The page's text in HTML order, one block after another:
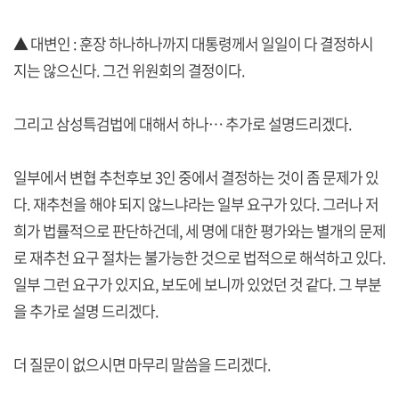
▲ 대변인 : 훈장 하나하나까지 대통령께서 일일이 다 결정하시
지는 않으신다. 그건 위원회의 결정이다.
그리고 삼성특검법에 대해서 하나… 추가로 설명드리겠다.
일부에서 변협 추천후보 3인 중에서 결정하는 것이 좀 문제가 있
다. 재추천을 해야 되지 않느냐라는 일부 요구가 있다. 그러나 저
희가 법률적으로 판단하건데, 세 명에 대한 평가와는 별개의 문제
로 재추천 요구 절차는 불가능한 것으로 법적으로 해석하고 있다.
일부 그런 요구가 있지요, 보도에 보니까 있었던 것 같다. 그 부분
을 추가로 설명 드리겠다.
더 질문이 없으시면 마무리 말씀을 드리겠다.